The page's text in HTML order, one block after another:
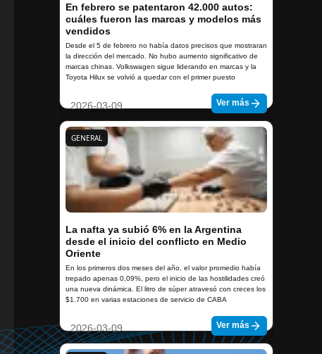
En febrero se patentaron 42.000 autos:
cuáles fueron las marcas y modelos más
vendidos
Desde el 5 de febrero no había datos precisos que mostraran
la dirección del mercado. No hubo aumento significativo de
marcas chinas. Volkswagen sigue liderando en marcas y la
Toyota Hilux se volvió a quedar con el primer puesto
2026-03-09 Ver más
GENERAL
La nafta ya subió 6% en la Argentina
desde el inicio del conflicto en Medio
Oriente
En los primeros dos meses del año, el valor promedio había
trepado apenas 0,09%, pero el inicio de las hostilidades creó
una nueva dinámica. El litro de súper atravesó con creces los
$1.700 en varias estaciones de servicio de CABA
2026-03-09 Ver más